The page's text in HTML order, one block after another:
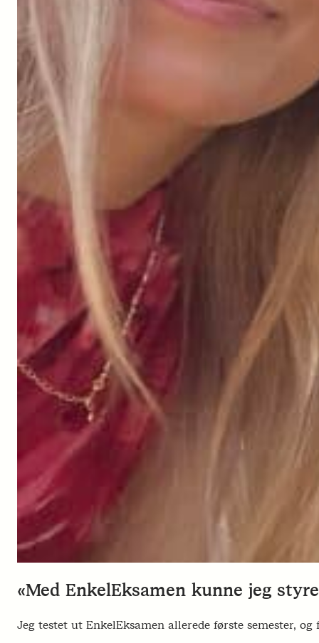
«Med EnkelEksamen kunne jeg
Jeg testet ut EnkelEksamen allerede første semester,